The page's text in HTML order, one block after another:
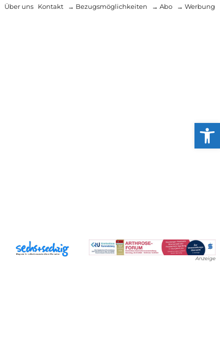
Über uns Kontakt → Bezugsmöglichkeiten → Abo → Werbung
Anzeige